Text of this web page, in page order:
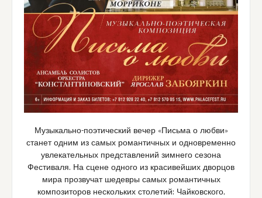
Музыкально-поэтический вечер «Письма о любви»
станет одним из самых романтичных и одновременно
увлекательных представлений зимнего сезона
Фестиваля. На сцене одного из красивейших дворцов
мира прозвучат шедевры самых романтичных
композиторов нескольких столетий: Чайковского,